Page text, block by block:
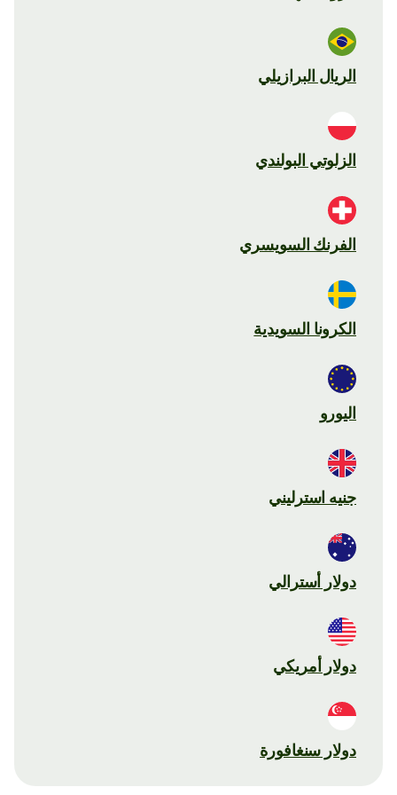
الريال البرازيلي
الزلوتي البولندي
الفرنك السويسري
الكرونا السويدية
اليورو
جنيه استرليني
دولار أسترالي
دولار أمريكي
دولار سنغافورة